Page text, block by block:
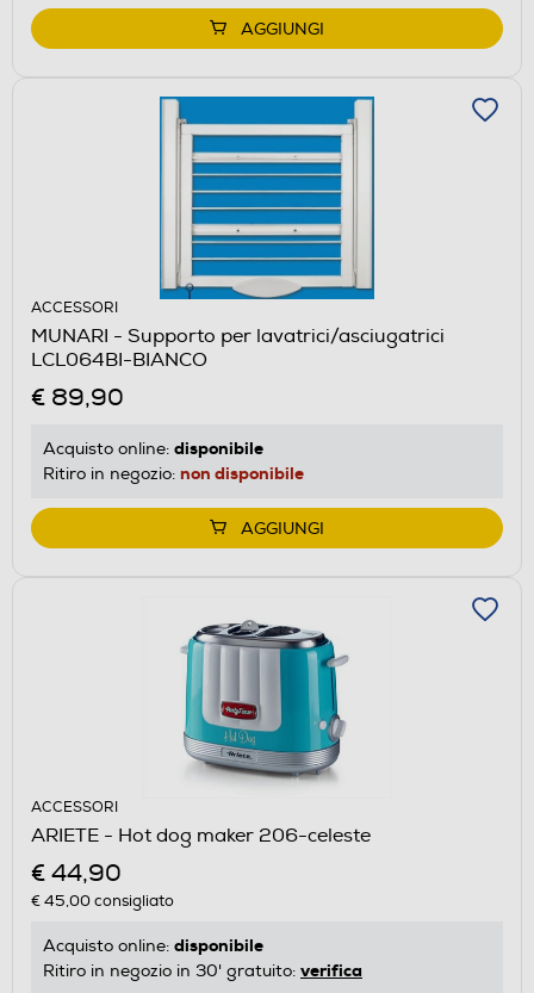
AGGIUNGI
ACCESSORI
MUNARI - Supporto per lavatrici/asciugatrici
LCL064BI-BIANCO
€ 89,90
Acquisto online: disponibile
Ritiro in negozio: non disponibile
AGGIUNGI
ACCESSORI
ARIETE - Hot dog maker 206-celeste
€ 44,90
€ 45,00consigliato
Acquisto online: disponibile
Ritiro in negozio in 30' gratuito: verifica